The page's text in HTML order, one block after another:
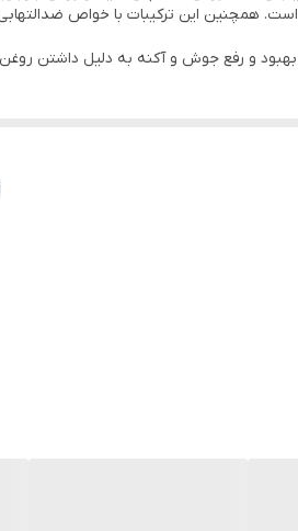
همچنین این ترکیبات با خواص
و رفع جوش و آکنه به دلیل داشتن